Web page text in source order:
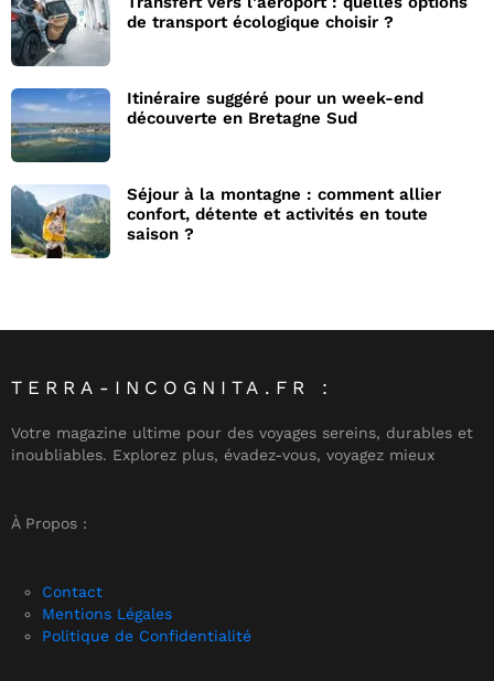
de transport écologique choisir ?
Itinéraire suggéré pour un week-end
découverte en Bretagne Sud
Séjour à la montagne : comment allier
confort, détente et activités en toute
saison ?
TERRA-INCOGNITA.FR :
Votre magazine ultime pour des voyages sereins, durables et
inoubliables. Explorez plus, évadez-vous, voyagez mieux
À Propos :
Contact
Mentions Légales
Politique de Confidentialité